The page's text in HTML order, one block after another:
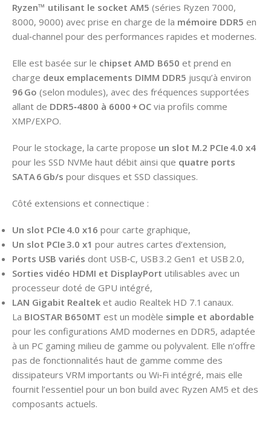
Ryzen™ utilisant le socket AM5 (séries Ryzen 7000,
8000, 9000) avec prise en charge de la mémoire DDR5 en
dual‑channel pour des performances rapides et modernes.
Elle est basée sur le chipset AMD B650 et prend en
charge deux emplacements DIMM DDR5 jusqu’à environ
96 Go (selon modules), avec des fréquences supportées
allant de DDR5‑4800 à 6000 + OC via profils comme
XMP/EXPO.
Pour le stockage, la carte propose un slot M.2 PCIe 4.0 x4
pour les SSD NVMe haut débit ainsi que quatre ports
SATA 6 Gb/s pour disques et SSD classiques.
Côté extensions et connectique :
Un slot PCIe 4.0 x16 pour carte graphique,
Un slot PCIe 3.0 x1 pour autres cartes d’extension,
Ports USB variés dont USB‑C, USB 3.2 Gen1 et USB 2.0,
Sorties vidéo HDMI et DisplayPort utilisables avec un
processeur doté de GPU intégré,
LAN Gigabit Realtek et audio Realtek HD 7.1 canaux.
La BIOSTAR B650MT est un modèle simple et abordable
pour les configurations AMD modernes en DDR5, adaptée
à un PC gaming milieu de gamme ou polyvalent. Elle n’offre
pas de fonctionnalités haut de gamme comme des
dissipateurs VRM importants ou Wi‑Fi intégré, mais elle
fournit l’essentiel pour un bon build avec Ryzen AM5 et des
composants actuels.